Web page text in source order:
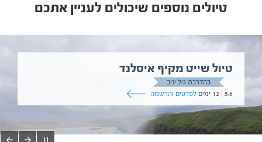
טיולים נוספים שיכולים לעניין אתכם
טיול שייט מקיף איסלנד
בהדרכת גיל יניב
5.6 | 12 ימים
לפרטים והרשמה